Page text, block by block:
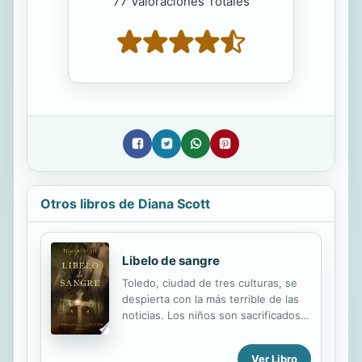
Otros libros de Diana Scott
Libelo de sangre
Toledo, ciudad de tres culturas, se
despierta con la más terrible de las
noticias. Los niños son sacrificados
aparece, pero Judá conoce
Ver Libro